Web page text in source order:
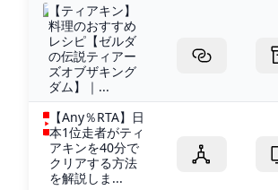
【ティアキン】
料理のおすすめ
レシピ【ゼルダ
の伝説ティアー
ズオブザキング
ダム】｜...
【Any％RTA】日
本1位走者がティ
アキンを40分で
クリアする方法
を解説しま...